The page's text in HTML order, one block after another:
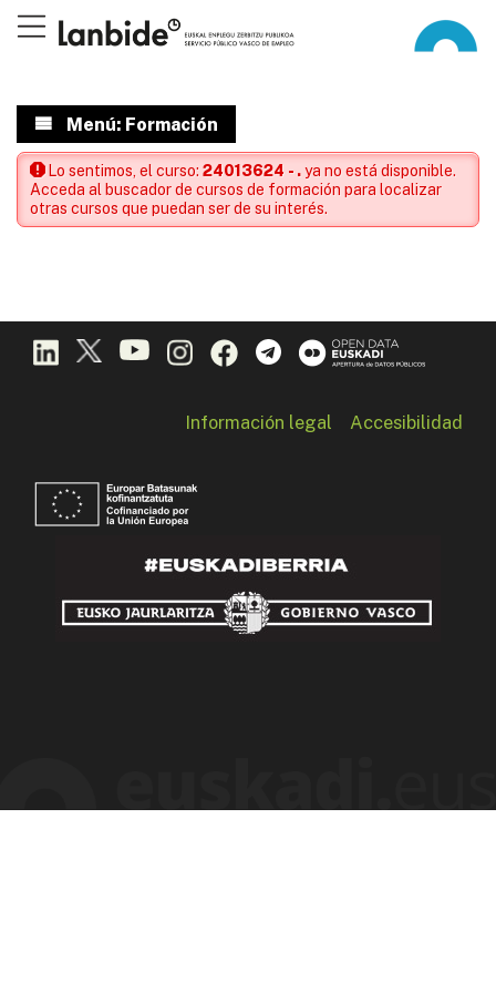
Menú: Formación
Lo sentimos, el curso:24013624 - .ya no está disponible.
Acceda al buscador de cursos de formación para localizar
otras cursos que puedan ser de su interés.
Información legal Accesibilidad